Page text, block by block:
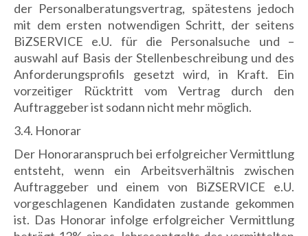
der Personalberatungsvertrag, spätestens jedoch
mit dem ersten notwendigen Schritt, der seitens
BiZSERVICE e.U. für die Personalsuche und –
auswahl auf Basis der Stellenbeschreibung und des
Anforderungsprofils gesetzt wird, in Kraft. Ein
vorzeitiger Rücktritt vom Vertrag durch den
Auftraggeber ist sodann nicht mehr möglich.
3.4. Honorar
Der Honoraranspruch bei erfolgreicher Vermittlung
entsteht, wenn ein Arbeitsverhältnis zwischen
Auftraggeber und einem von BiZSERVICE e.U.
vorgeschlagenen Kandidaten zustande gekommen
ist. Das Honorar infolge erfolgreicher Vermittlung